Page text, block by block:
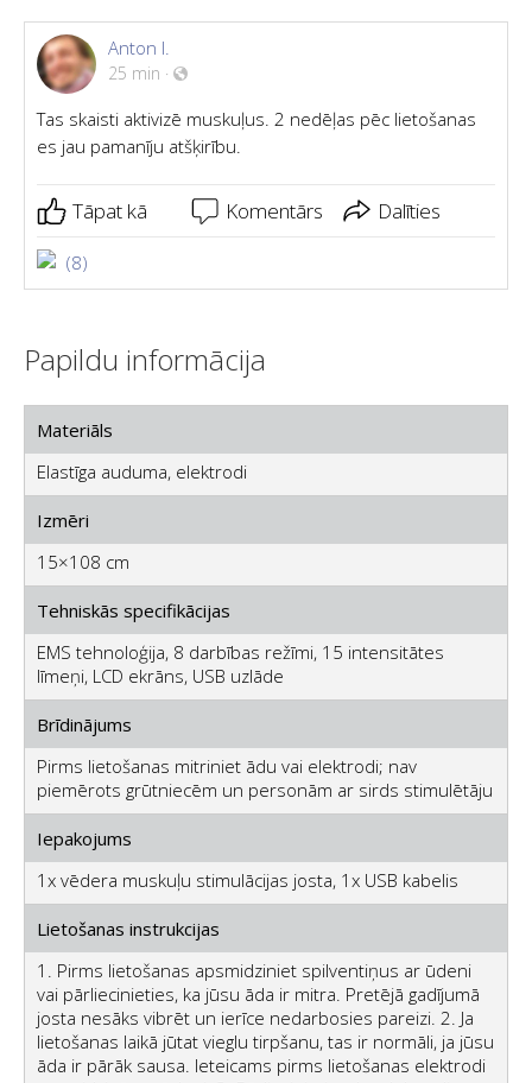
Anton I.
25 min ·
Tas skaisti aktivizē muskuļus. 2 nedēļas pēc lietošanas
es jau pamanīju atšķirību.
Tāpat kā Komentārs Dalīties
(8)
Papildu informācija
Materiāls
Elastīga auduma, elektrodi
Izmēri
15×108 cm
Tehniskās specifikācijas
EMS tehnoloģija, 8 darbības režīmi, 15 intensitātes
līmeņi, LCD ekrāns, USB uzlāde
Brīdinājums
Pirms lietošanas mitriniet ādu vai elektrodi; nav
piemērots grūtniecēm un personām ar sirds stimulētāju
Iepakojums
1x vēdera muskuļu stimulācijas josta, 1x USB kabelis
Lietošanas instrukcijas
1. Pirms lietošanas apsmidziniet spilventiņus ar ūdeni
vai pārliecinieties, ka jūsu āda ir mitra. Pretējā gadījumā
josta nesāks vibrēt un ierīce nedarbosies pareizi. 2. Ja
lietošanas laikā jūtat vieglu tirpšanu, tas ir normāli, ja jūsu
āda ir pārāk sausa. Ieteicams pirms lietošanas elektrodi